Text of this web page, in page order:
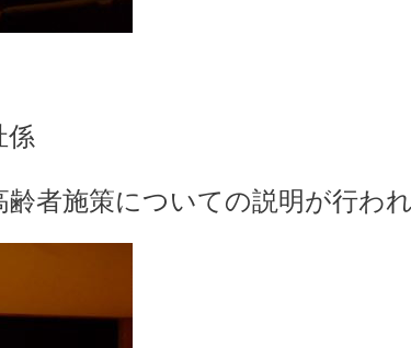
係
者施策についての説明が行われ